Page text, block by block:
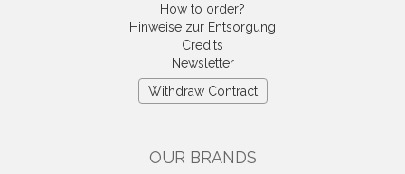
How to order?
Hinweise zur Entsorgung
Credits
Newsletter
Withdraw Contract
OUR BRANDS